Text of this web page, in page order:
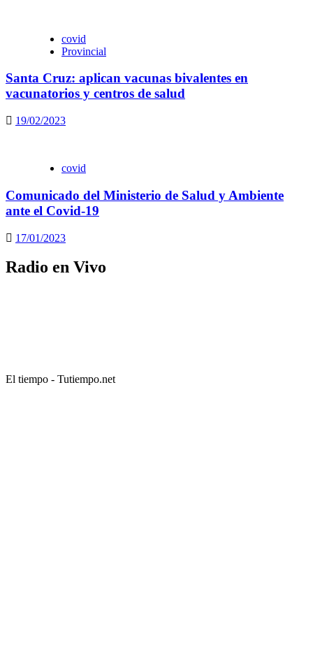
covid
Provincial
Santa Cruz: aplican vacunas bivalentes en
vacunatorios y centros de salud
19/02/2023
covid
Comunicado del Ministerio de Salud y Ambiente
ante el Covid-19
17/01/2023
Radio en Vivo
El tiempo - Tutiempo.net